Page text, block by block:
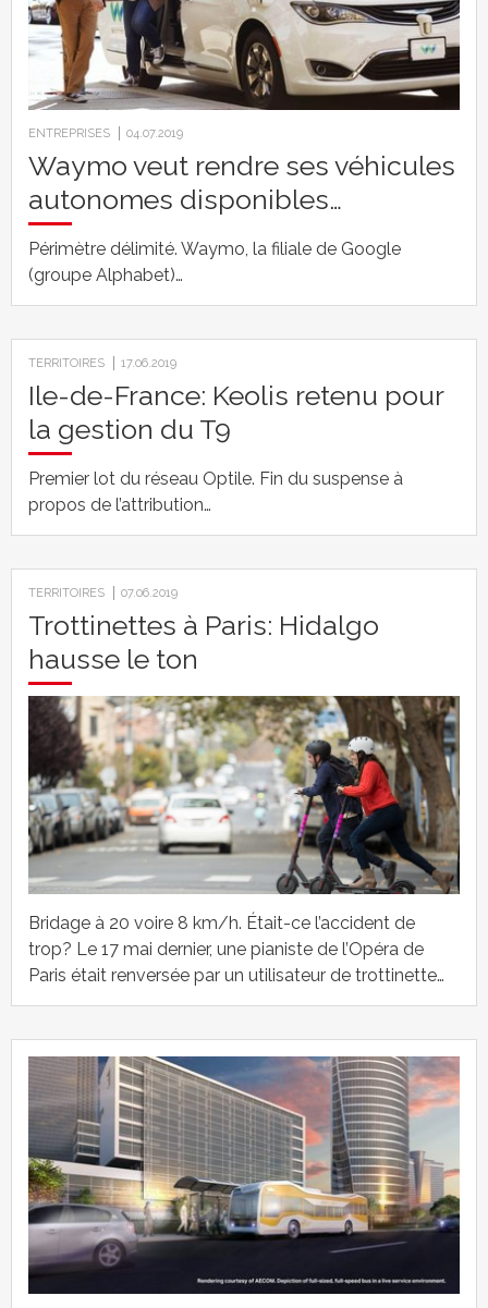
ENTREPRISES 04.07.2019
Waymo veut rendre ses véhicules
autonomes disponibles…
Périmètre délimité. Waymo, la filiale de Google
(groupe Alphabet)…
TERRITOIRES 17.06.2019
Ile-de-France: Keolis retenu pour
la gestion du T9
Premier lot du réseau Optile. Fin du suspense à
propos de l’attribution…
TERRITOIRES 07.06.2019
Trottinettes à Paris: Hidalgo
hausse le ton
Bridage à 20 voire 8 km/h. Était-ce l’accident de
trop? Le 17 mai dernier, une pianiste de l’Opéra de
Paris était renversée par un utilisateur de trottinette…